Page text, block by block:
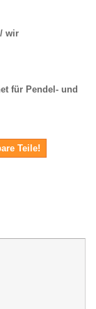
wir
für Pendel- und
Teile!